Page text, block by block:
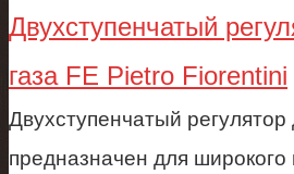
Двухступенчатый
газа FE Pietro Fiorentini
Двухступенчатый
предназначен для широкого